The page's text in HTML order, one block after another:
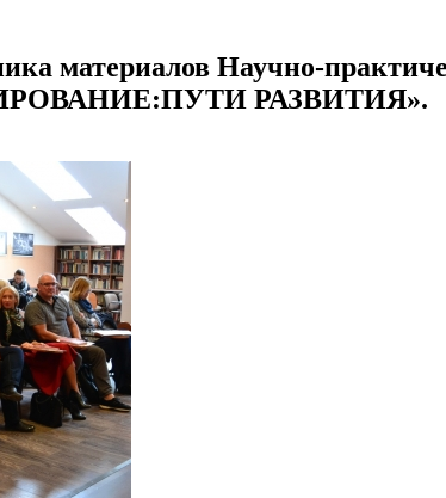
материалов Научно-
РАЗВИТИЯ».